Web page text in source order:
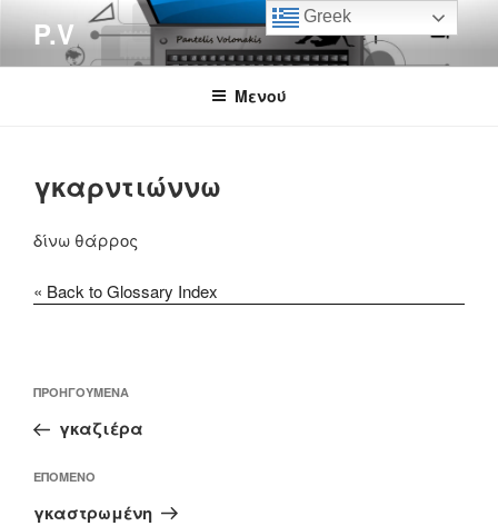
περιεχόμενο
P.V
Μενού
γκαρντιώννω
δίνω θάρρος
« Back to Glossary Index
άρθρων
Προηγούμενο
άρθρο
ΠΡΟΗΓΟΎΜΕΝΑ
γκαζιέρα
Επόμενο
άρθρο
ΕΠΌΜΕΝΟ
γκαστρωμένη
Greek